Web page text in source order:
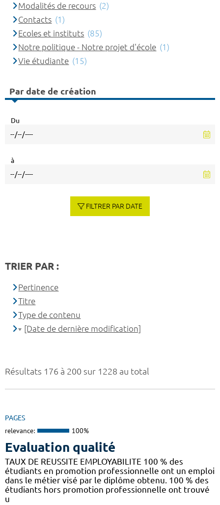
Résultats 176 à 200 sur 1228 au total
PAGES
relevance: 100%
Evaluation qualité
TAUX DE REUSSITE EMPLOYABILITE 100 % des
étudiants en promotion professionnelle ont un emploi
dans le métier visé par le diplôme obtenu. 100 % des
étudiants hors promotion professionnelle ont trouvé
u
Modalités de recours (2)
Contacts (1)
Ecoles et instituts (85)
Notre politique - Notre projet d'école (1)
Vie étudiante (15)
Par date de création
Du
à
FILTRER PAR DATE
TRIER PAR :
Pertinence
Titre
Type de contenu
[Date de dernière modification]